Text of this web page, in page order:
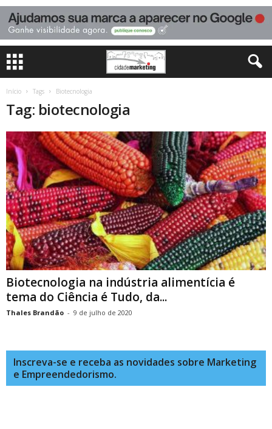
Início Tags Biotecnologia
Tag: biotecnologia
Biotecnologia na indústria alimentícia é
tema do Ciência é Tudo, da...
Thales Brandão - 9 de julho de 2020
Inscreva-se e receba as novidades sobre Marketing
e Empreendedorismo.